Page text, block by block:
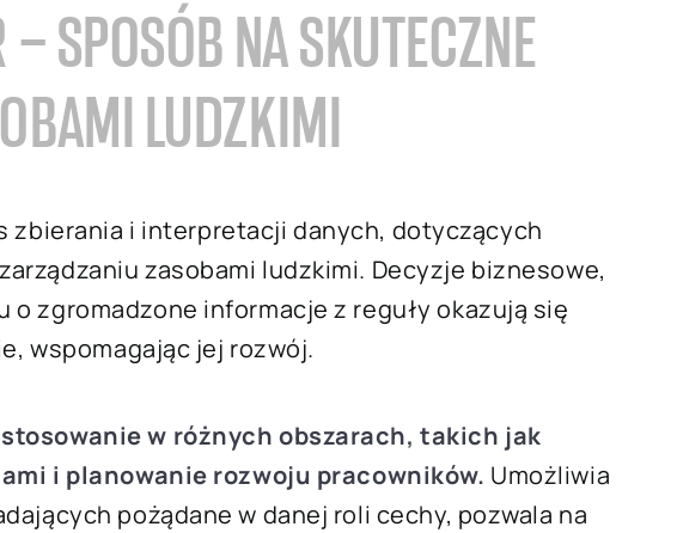
SPOSÓB NA SKUTECZNE
LUDZKIMI
zbierania i interpretacji danych, dotyczących
zasobami ludzkimi. Decyzje biznesowe,
o zgromadzone informacje z reguły okazują się
wspomagając jej rozwój.
w różnych obszarach, takich jak
i planowanie rozwoju pracowników. Umożliwia
pożądane w danej roli cechy, pozwala na